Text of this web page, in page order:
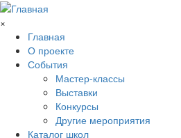
Перейти к основному содержанию
×
Главная
О проекте
События
Мастер-классы
Выставки
Конкурсы
Другие мероприятия
Каталог школ